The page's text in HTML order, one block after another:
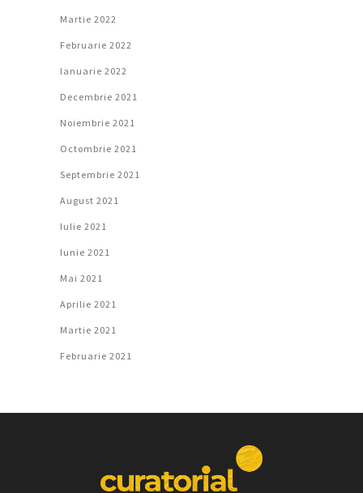
Martie 2022
Februarie 2022
Ianuarie 2022
Decembrie 2021
Noiembrie 2021
Octombrie 2021
Septembrie 2021
August 2021
Iulie 2021
Iunie 2021
Mai 2021
Aprilie 2021
Martie 2021
Februarie 2021